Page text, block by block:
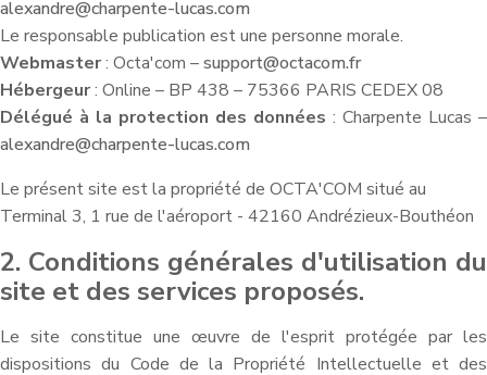
alexandre@charpente-lucas.com
Le responsable publication est une personne morale.
Webmaster: Octa'com –support@octacom.fr
Hébergeur: Online – BP 438 – 75366 PARIS CEDEX 08
Délégué à la protection des données : Charpente Lucas –
alexandre@charpente-lucas.com
Le présent site est la propriété de OCTA'COM situé au
Terminal 3, 1 rue de l'aéroport - 42160 Andrézieux-Bouthéon
2. Conditions générales d'utilisation du
site et des services proposés.
Le site constitue une œuvre de l'esprit protégée par les
dispositions du Code de la Propriété Intellectuelle et des